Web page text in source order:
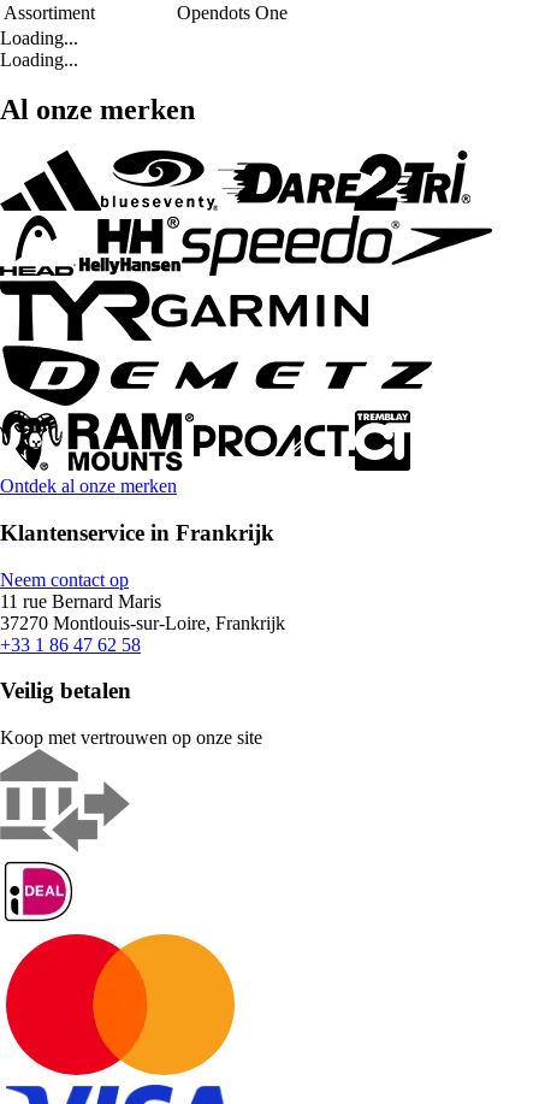
Assortiment
Opendots One
Loading...
Loading...
Al onze merken
Ontdek al onze merken
Klantenservice in Frankrijk
Neem contact op
11 rue Bernard Maris
37270 Montlouis-sur-Loire, Frankrijk
+33 1 86 47 62 58
Veilig betalen
Koop met vertrouwen op onze site